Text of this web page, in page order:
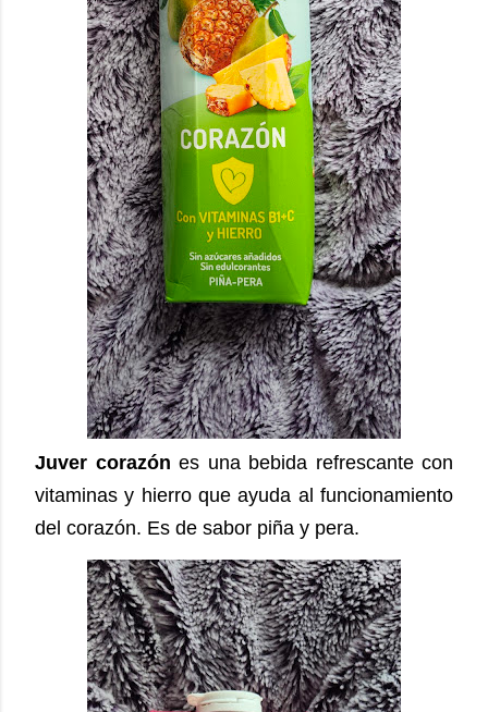
Juver corazón es una bebida refrescante con
vitaminas y hierro que ayuda al funcionamiento
del corazón. Es de sabor piña y pera.